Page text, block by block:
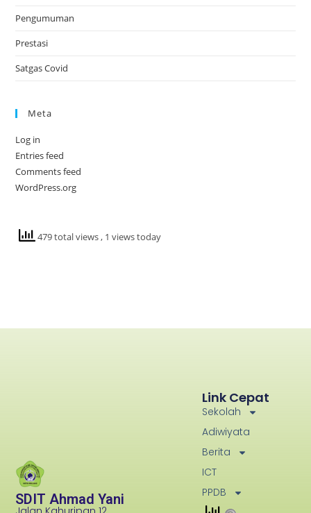
Pengumuman
Prestasi
Satgas Covid
Meta
Log in
Entries feed
Comments feed
WordPress.org
479 total views , 1 views today
SDIT Ahmad Yani
Link Cepat
Sekolah
Adiwiyata
Berita
ICT
PPDB